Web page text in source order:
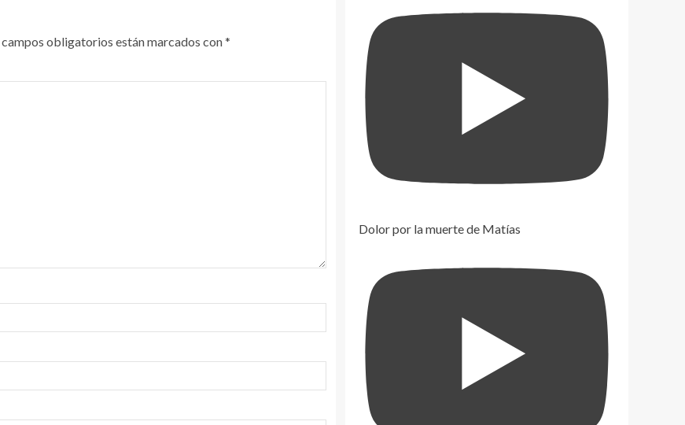
campos obligatorios están marcados con*
Dolor por la muerte de Matías